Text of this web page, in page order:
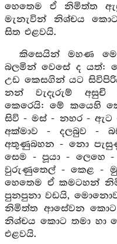
හෙතෙම ඒ නිමිත්ත
මැනැවින් නිශ්චය
සිත එළවයි.
කිසෙයින් මහණ
බලමින් වෙසේ ද යත්:
උඩ කෙසගින් යට
නන් වැදැරුම් අසුචි
කෙරෙයි: මේ කයෙහි
සිවි - මස් - නහර - ඇට
අක්මාව - දලබුව -
අතුණුබහන - නො
සෙම - පූයා - ලෙහෙ
වුරුණුතෙල් - කෙළ -
හෙතෙම ඒ කමටහන්
පුනපුනා වඩයි,
නිමිත්ත ආසේවන කොට
නිශ්චය කොට තමා හා
එළවයි.